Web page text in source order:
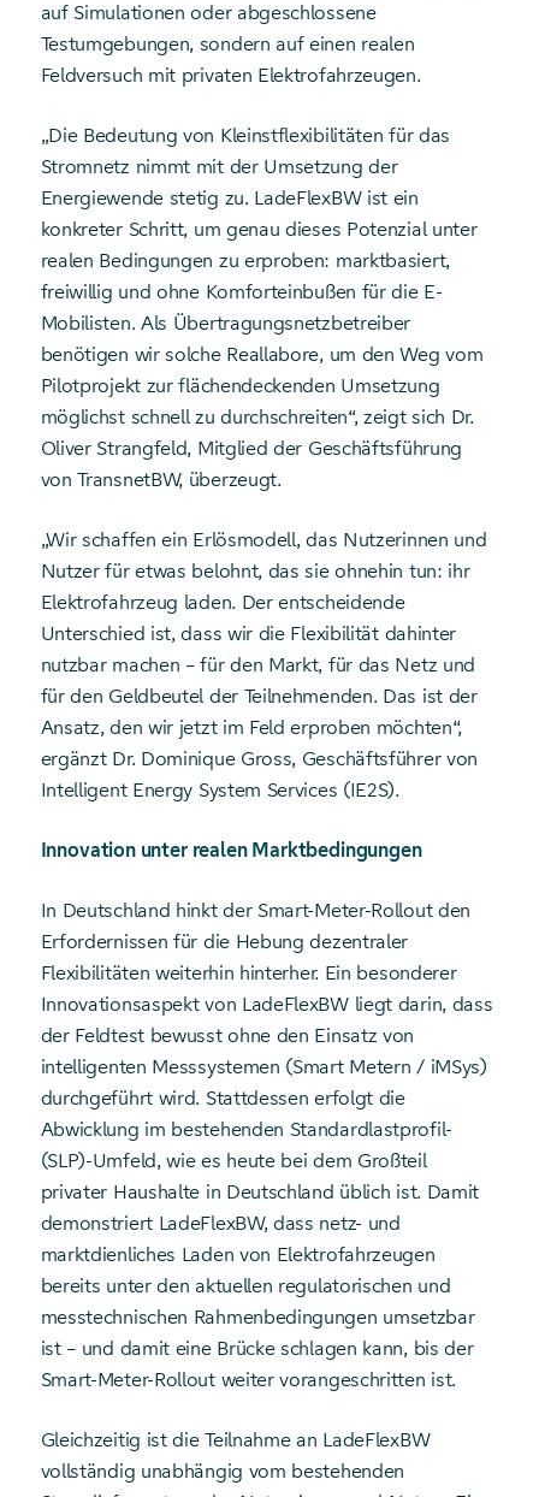
auf Simulationen oder abgeschlossene
Testumgebungen, sondern auf einen realen
Feldversuch mit privaten Elektrofahrzeugen.
„Die Bedeutung von Kleinstflexibilitäten für das
Stromnetz nimmt mit der Umsetzung der
Energiewende stetig zu. LadeFlexBW ist ein
konkreter Schritt, um genau dieses Potenzial unter
realen Bedingungen zu erproben: marktbasiert,
freiwillig und ohne Komforteinbußen für die E-
Mobilisten. Als Übertragungsnetzbetreiber
benötigen wir solche Reallabore, um den Weg vom
Pilotprojekt zur flächendeckenden Umsetzung
möglichst schnell zu durchschreiten“, zeigt sich Dr.
Oliver Strangfeld, Mitglied der Geschäftsführung
von TransnetBW, überzeugt.
„Wir schaffen ein Erlösmodell, das Nutzerinnen und
Nutzer für etwas belohnt, das sie ohnehin tun: ihr
Elektrofahrzeug laden. Der entscheidende
Unterschied ist, dass wir die Flexibilität dahinter
nutzbar machen – für den Markt, für das Netz und
für den Geldbeutel der Teilnehmenden. Das ist der
Ansatz, den wir jetzt im Feld erproben möchten“,
ergänzt Dr. Dominique Gross, Geschäftsführer von
Intelligent Energy System Services (IE2S).
Innovation unter realen Marktbedingungen
In Deutschland hinkt der Smart-Meter-Rollout den
Erfordernissen für die Hebung dezentraler
Flexibilitäten weiterhin hinterher. Ein besonderer
Innovationsaspekt von LadeFlexBW liegt darin, dass
der Feldtest bewusst ohne den Einsatz von
intelligenten Messsystemen (Smart Metern / iMSys)
durchgeführt wird. Stattdessen erfolgt die
Abwicklung im bestehenden Standardlastprofil-
(SLP)-Umfeld, wie es heute bei dem Großteil
privater Haushalte in Deutschland üblich ist. Damit
demonstriert LadeFlexBW, dass netz- und
marktdienliches Laden von Elektrofahrzeugen
bereits unter den aktuellen regulatorischen und
messtechnischen Rahmenbedingungen umsetzbar
ist – und damit eine Brücke schlagen kann, bis der
Smart-Meter-Rollout weiter vorangeschritten ist.
Gleichzeitig ist die Teilnahme an LadeFlexBW
vollständig unabhängig vom bestehenden